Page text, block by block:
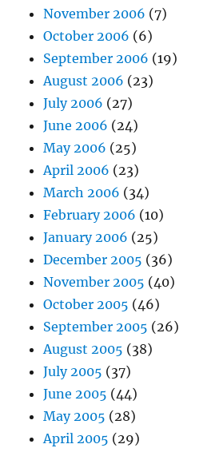
November 2006 (7)
October 2006 (6)
September 2006 (19)
August 2006 (23)
July 2006 (27)
June 2006 (24)
May 2006 (25)
April 2006 (23)
March 2006 (34)
February 2006 (10)
January 2006 (25)
December 2005 (36)
November 2005 (40)
October 2005 (46)
September 2005 (26)
August 2005 (38)
July 2005 (37)
June 2005 (44)
May 2005 (28)
April 2005 (29)